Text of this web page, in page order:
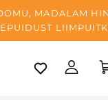
MADALAM